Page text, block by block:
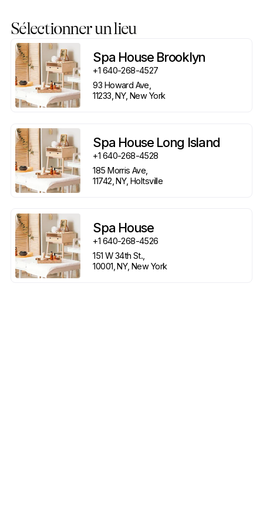
Sélectionner un lieu
Spa House Brooklyn
+1 640-268-4527
93 Howard Ave,
11233, NY, New York
Spa House Long Island
+1 640-268-4528
185 Morris Ave,
11742, NY, Holtsville
Spa House
+1 640-268-4526
151 W 34th St.,
10001, NY, New York